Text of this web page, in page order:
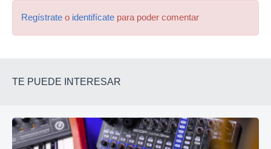
Regístrate o identifícate para poder comentar
TE PUEDE INTERESAR